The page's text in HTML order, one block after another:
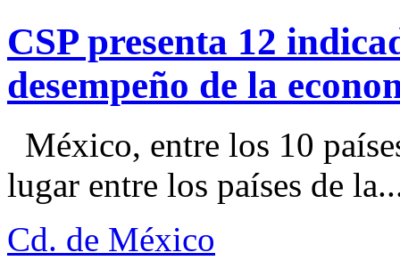
CSP presenta 12
desempeño de la
México, entre los 10
lugar entre los países de
Cd. de México